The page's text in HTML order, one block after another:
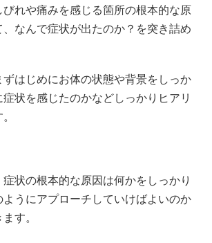
びれや痛みを感じる箇所の根本的な原
、なんで症状が出たのか？を突き詰め
ずはじめにお体の状態や背景をしっか
症状を感じたのかなどしっかりヒアリ
状の根本的な原因は何かをしっかり
うにアプローチしていけばよいのか
す。